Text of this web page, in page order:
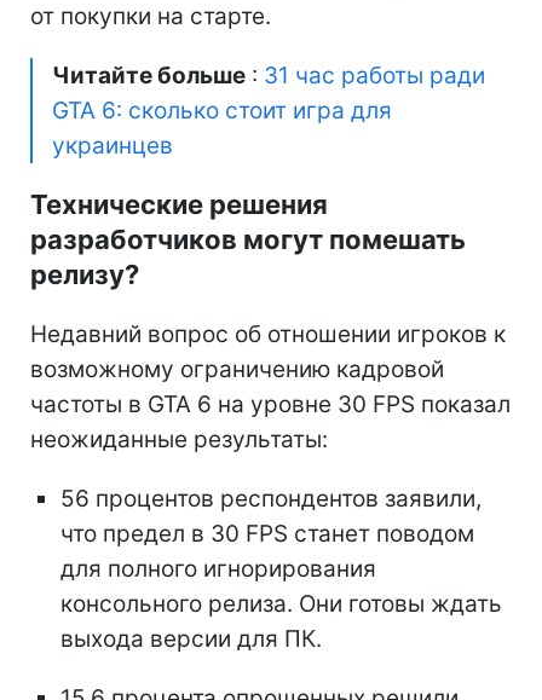
от покупки на старте.
Читайте больше : 31 час работы ради
GTA 6: сколько стоит игра для
украинцев
Технические решения
разработчиков могут помешать
релизу?
Недавний вопрос об отношении игроков к
возможному ограничению кадровой
частоты в GTA 6 на уровне 30 FPS показал
неожиданные результаты:
56 процентов респондентов заявили,
что предел в 30 FPS станет поводом
для полного игнорирования
консольного релиза. Они готовы ждать
выхода версии для ПК.